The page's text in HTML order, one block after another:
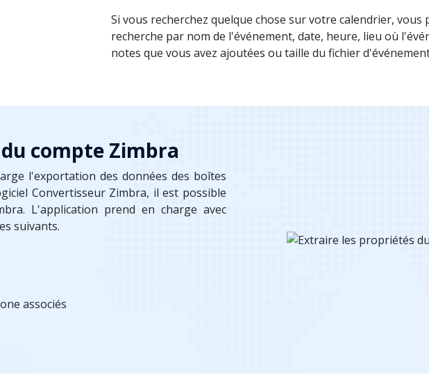
Si vous recherchez quelque chose sur votre calendrier, vous
recherche par nom de l'événement, date, heure, lieu où
notes que vous avez ajoutées ou taille du fichier
compte Zimbra
l'exportation des données des boîtes
Convertisseur Zimbra, il est possible
L'application prend en charge avec
suivants.
associés